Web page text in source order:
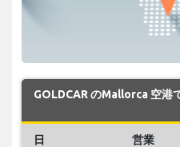
GOLDCAR のMallorca 空港
日 営業